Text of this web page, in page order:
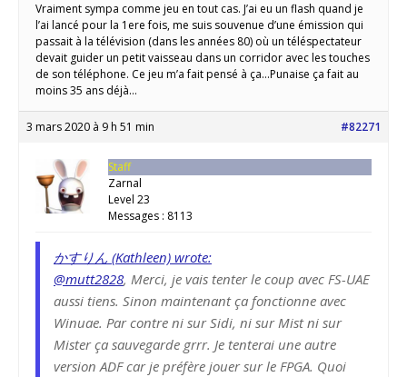
Vraiment sympa comme jeu en tout cas. J’ai eu un flash quand je
l’ai lancé pour la 1ere fois, me suis souvenue d’une émission qui
passait à la télévision (dans les années 80) où un téléspectateur
devait guider un petit vaisseau dans un corridor avec les touches
de son téléphone. Ce jeu m’a fait pensé à ça…Punaise ça fait au
moins 35 ans déjà…
3 mars 2020 à 9 h 51 min #82271
Staff
Zarnal
Level 23
Messages : 8113
かすりん (Kathleen) wrote:
@mutt2828, Merci, je vais tenter le coup avec FS-UAE
aussi tiens. Sinon maintenant ça fonctionne avec
Winuae. Par contre ni sur Sidi, ni sur Mist ni sur
Mister ça sauvegarde grrr. Je tenterai une autre
version ADF car je préfère jouer sur le FPGA. Quoi